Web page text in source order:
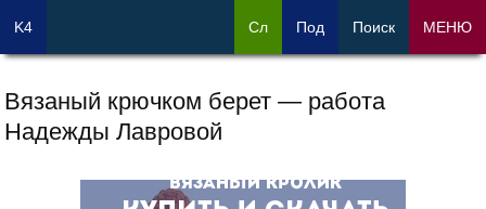
Вязаный крючком берет — работа
Надежды Лавровой
K4 Сл Под Поиск МЕНЮ